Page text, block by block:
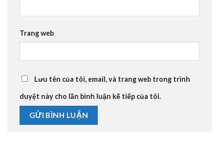
Trang web
Lưu tên của tôi, email, và trang web trong trình
duyệt này cho lần bình luận kế tiếp của tôi.